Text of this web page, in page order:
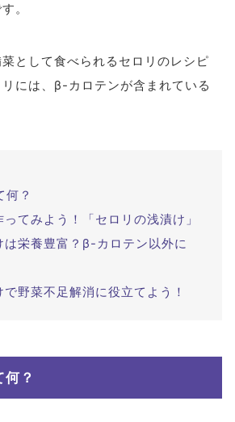
。
として食べられるセロリのレシピ
には、β-カロテンが含まれている
？
てみよう！「セロリの浅漬け」
は栄養豊富？β-カロテン以外に
野菜不足解消に役立てよう！
？